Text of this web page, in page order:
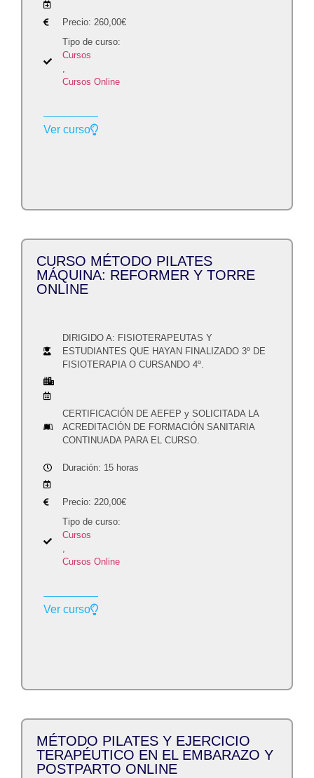
Precio: 260,00€
Tipo de curso:
Cursos
,
Cursos Online
Ver curso
CURSO MÉTODO PILATES
MÁQUINA: REFORMER Y TORRE
ONLINE
DIRIGIDO A: FISIOTERAPEUTAS Y
ESTUDIANTES QUE HAYAN FINALIZADO 3º DE
FISIOTERAPIA O CURSANDO 4º.
CERTIFICACIÓN DE AEFEP y SOLICITADA LA
ACREDITACIÓN DE FORMACIÓN SANITARIA
CONTINUADA PARA EL CURSO.
Duración: 15 horas
Precio: 220,00€
Tipo de curso:
Cursos
,
Cursos Online
Ver curso
MÉTODO PILATES Y EJERCICIO
TERAPÉUTICO EN EL EMBARAZO Y
POSTPARTO ONLINE